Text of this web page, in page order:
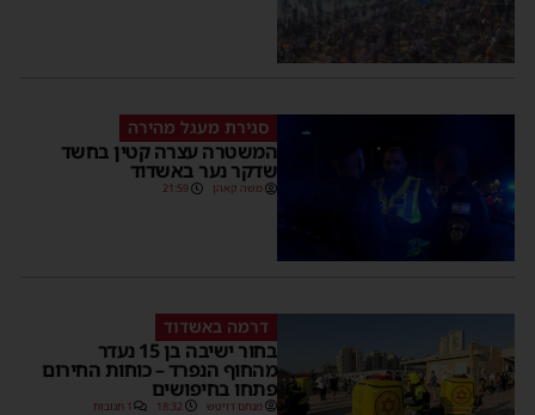
סגירת מעגל מהירה
המשטרה עצרה קטין בחשד
שדקר נער באשדוד
משה קאהן 21:59
דרמה באשדוד
בחור ישיבה בן 15 נעדר
מהחוף הנפרד – כוחות החירום
פתחו בחיפושים
מנחם דויטש 18:32 1 תגובות